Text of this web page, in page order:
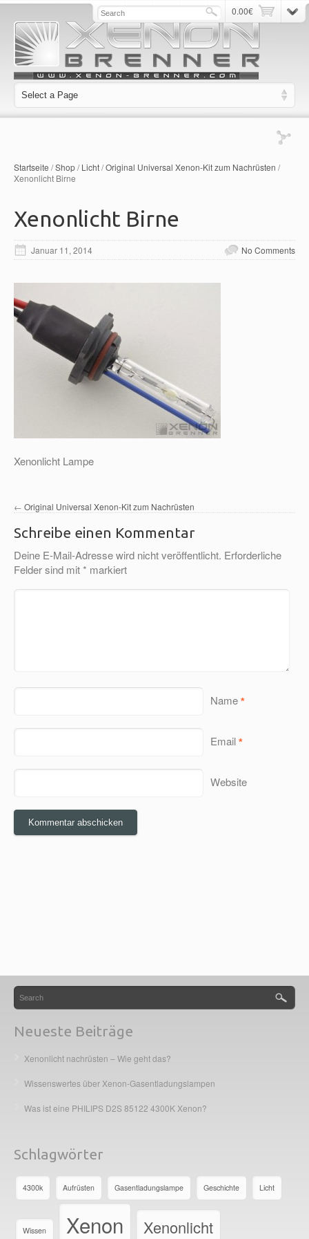
0.00€
Startseite /Shop/Licht/Original Universal Xenon-Kit zum Nachrüsten /
Xenonlicht Birne
Xenonlicht Birne
Januar 11, 2014 No Comments
Xenonlicht Lampe
← Original Universal Xenon-Kit zum Nachrüsten
Schreibe einen Kommentar
Deine E-Mail-Adresse wird nicht veröffentlicht. Erforderliche
Felder sind mit* markiert
Name *
Email *
Website
Neueste Beiträge
Xenonlicht nachrüsten – Wie geht das?
Wissenswertes über Xenon-Gasentladungslampen
Was ist eine PHILIPS D2S 85122 4300K Xenon?
Schlagwörter
4300k Aufrüsten Gasentladungslampe Geschichte Licht
Wissen Xenon Xenonlicht